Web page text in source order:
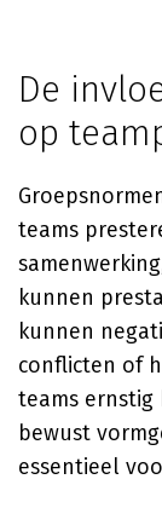
De
op
teams
kunnen
kunnen
conflicten of
teams ernstig
bewust
essentieel